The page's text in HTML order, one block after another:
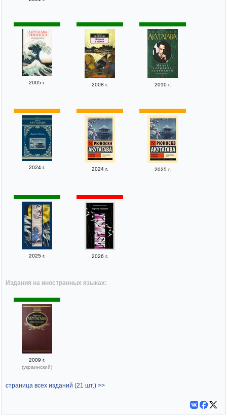
2005 г. 2008 г. 2010 г.
2024 г. 2024 г. 2025 г.
2025 г. 2026 г.
Издания на иностранных языках:
2009 г.
(украинский)
страница всех изданий (21 шт.) >>